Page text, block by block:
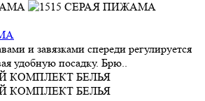
и завязками спереди регулируется
удобную посадку. Брю..